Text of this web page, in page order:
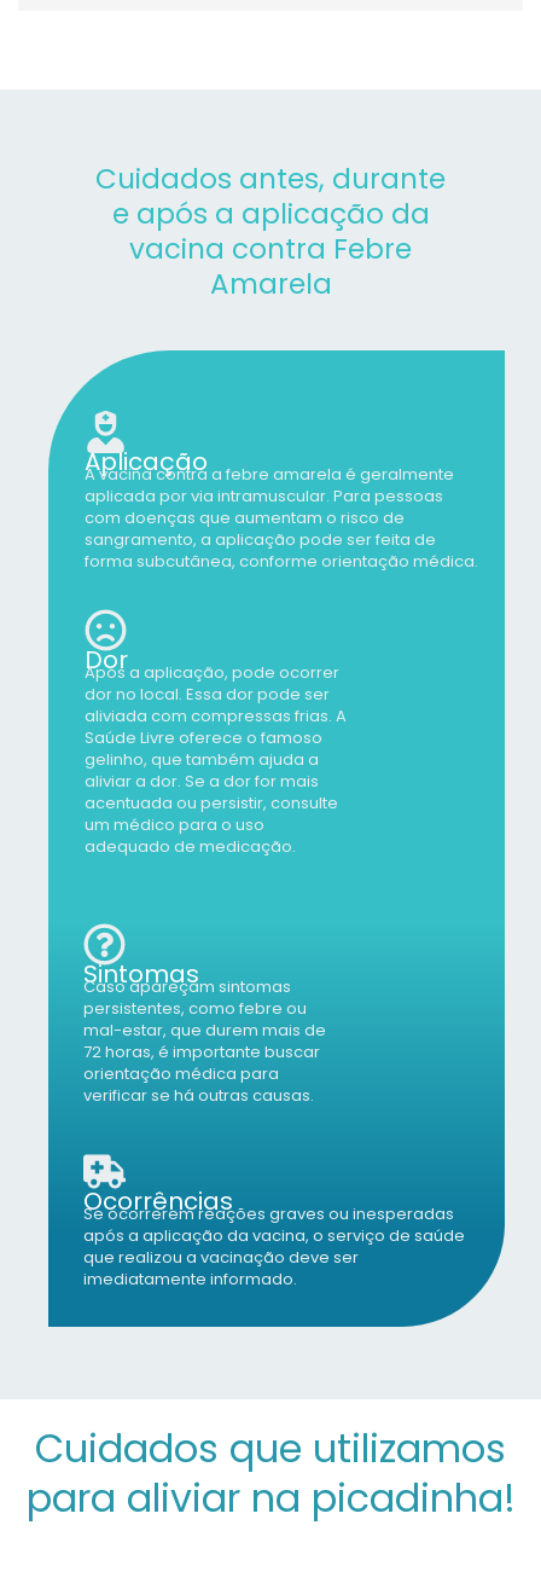
Cuidados antes, durante
e após a aplicação da
vacina contra Febre
Amarela
Aplicação
A vacina contra a febre amarela é geralmente
aplicada por via intramuscular. Para pessoas
com doenças que aumentam o risco de
sangramento, a aplicação pode ser feita de
forma subcutânea, conforme orientação médica.
Dor
Após a aplicação, pode ocorrer
dor no local. Essa dor pode ser
aliviada com compressas frias. A
Saúde Livre oferece o famoso
gelinho, que também ajuda a
aliviar a dor. Se a dor for mais
acentuada ou persistir, consulte
um médico para o uso
adequado de medicação.
Sintomas
Caso apareçam sintomas
persistentes, como febre ou
mal-estar, que durem mais de
72 horas, é importante buscar
orientação médica para
verificar se há outras causas.
Ocorrências
Se ocorrerem reações graves ou inesperadas
após a aplicação da vacina, o serviço de saúde
que realizou a vacinação deve ser
imediatamente informado.
Cuidados que utilizamos
para aliviar na picadinha!